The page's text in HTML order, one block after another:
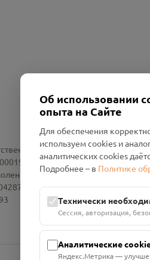
«Смоленский Проект
область, р-н Руднянский, г.
в АО "АЛЬФА-БАНК"
Об использовании
опыта на Сайте
Для обеспечения
используем cookies и
аналитических cookies
Подробнее – в Политике
Технически
Сессия, авторизация,
Аналитические
Яндекс.Метрика —